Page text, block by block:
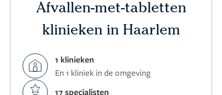
Afvallen-met-tabletten
klinieken in Haarlem
1 klinieken
En 1 kliniek in de omgeving
17 specialisten